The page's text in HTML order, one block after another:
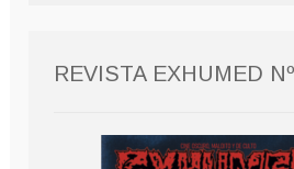
REVISTA EXHUMED